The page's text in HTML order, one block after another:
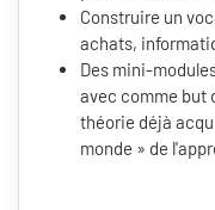
Construire un
achats,
Des mini-
avec comme but
théorie déjà
monde » de